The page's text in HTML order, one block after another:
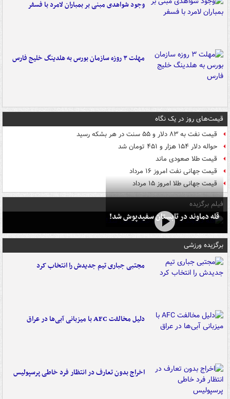
وجود شواهدی مبنی بر بمباران لامرد با فسفر
مهلت ۳ روزه سازمان بورس به هلدینگ خلیج فارس
قیمت‌های روز در یک نگاه
قیمت نفت به ۸۳ دلار و ۵۵ سنت در هر بشکه رسید
حواله دلار ۱۵۴ هزار و ۴۵۱ تومان شد
قیمت طلا صعودی ماند
قیمت جهانی نفت امروز ۱۶ مرداد
قیمت جهانی طلا امروز ۱۵ مرداد
فیلم برگزیده
قله دماوند در تابستان سفیدپوش شد!
برگزیده ورزشی
مجتبی جباری تیم جدیدش را انتخاب کرد
دلیل مخالفت AFC با میزبانی آبی‌ها در عراق
اخراج بدون تعارف در انتظار فرد خاطی پرسپولیس